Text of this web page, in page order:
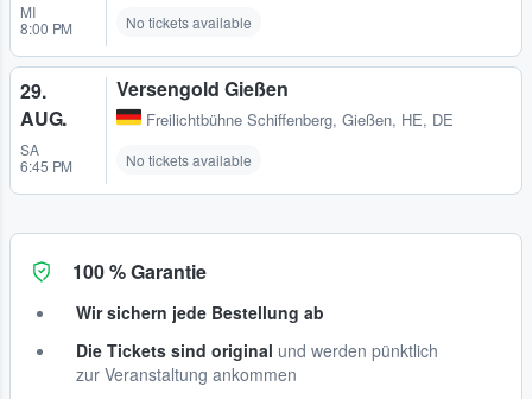
MI
8:00 PM
No tickets available
29.
AUG.
SA
6:45 PM
Versengold Gießen
Freilichtbühne Schiffenberg, Gießen, HE, DE
No tickets available
100 % Garantie
Wir sichern jede Bestellung ab
Die Tickets sind original und werden pünktlich
zur Veranstaltung ankommen